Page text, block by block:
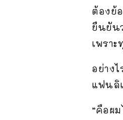
ต้องย้
ยืนยัน
เพรา
อย่าง
แฟนลิ
“คือผ